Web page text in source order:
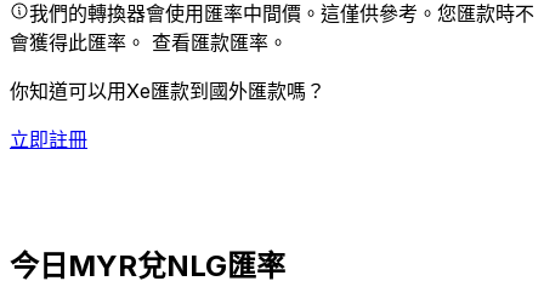
我們的轉換器會使用匯率中間價。這僅供參考。您匯款時不
會獲得此匯率。 查看匯款匯率。
你知道可以用Xe匯款到國外匯款嗎？
立即註冊
今日MYR兌NLG匯率